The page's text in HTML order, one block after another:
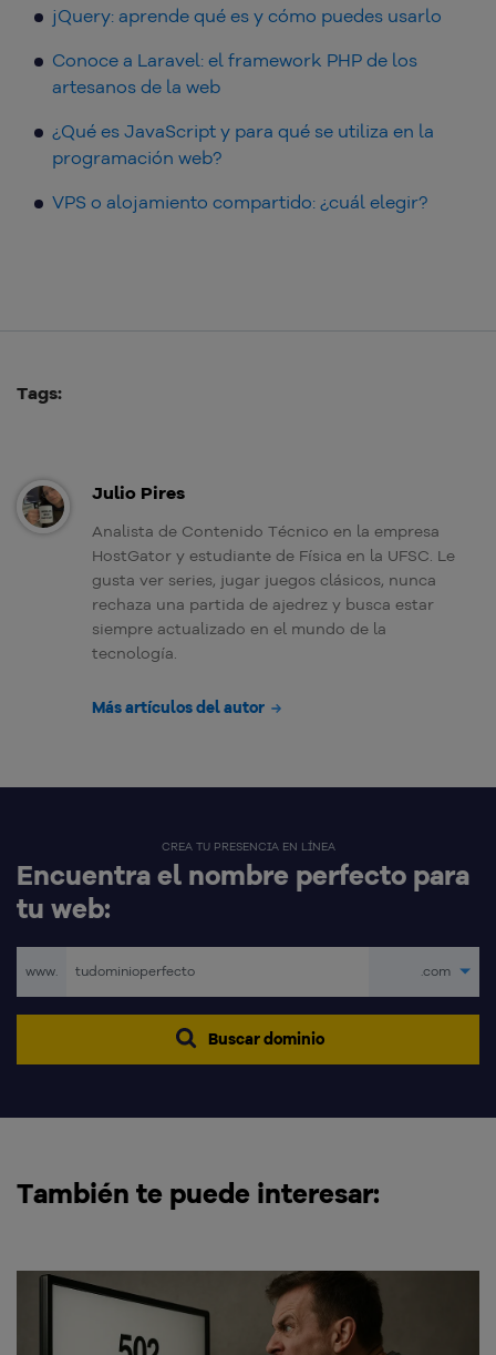
jQuery: aprende qué es y cómo puedes usarlo
Conoce a Laravel: el framework PHP de los
artesanos de la web
¿Qué es JavaScript y para qué se utiliza en la
programación web?
VPS o alojamiento compartido: ¿cuál elegir?
Tags:
Julio Pires
Analista de Contenido Técnico en la empresa
HostGator y estudiante de Física en la UFSC. Le
gusta ver series, jugar juegos clásicos, nunca
rechaza una partida de ajedrez y busca estar
siempre actualizado en el mundo de la
tecnología.
Más artículos del autor
CREA TU PRESENCIA EN LÍNEA
Encuentra el nombre perfecto para
tu web:
www. .com
Buscar dominio
También te puede interesar: